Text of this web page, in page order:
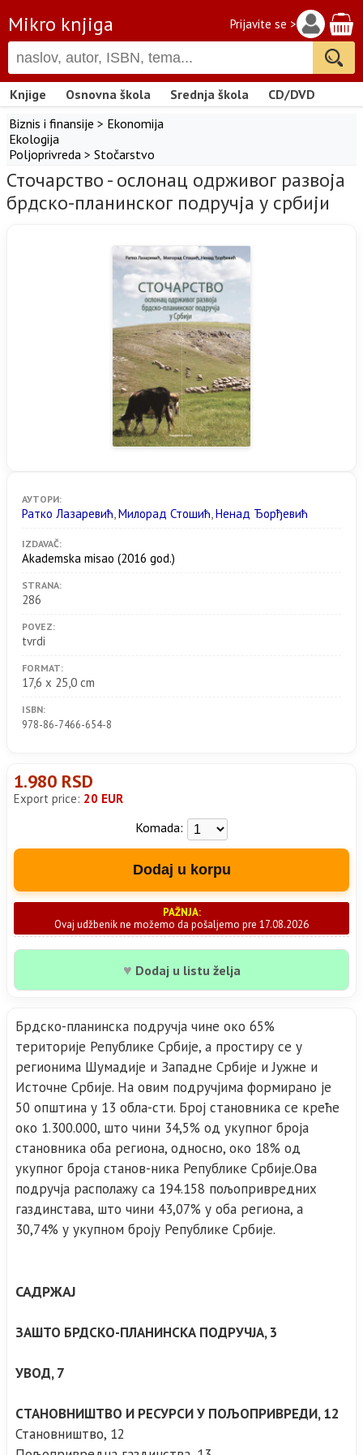
Mikro knjiga Prijavite se >
Knjige Osnovna škola Srednja škola
CD/DVD
Biznis i finansije > Ekonomija
Ekologija
Poljoprivreda > Stočarstvo
Сточарство - oслонац одрживог развоја
брдско-планинског подручја у србији
АУТОРИ:
Ратко Лазаревић,Милорад Стошић,Ненад Ђорђевић
IZDAVAČ:
Akademska misao (2016 god.)
STRANA:
286
POVEZ:
tvrdi
FORMAT:
17,6 x 25,0 cm
ISBN:
978-86-7466-654-8
1.980 RSD
Export price: 20 EUR
Komada:
Dodaj u korpu
PAŽNJA:
Ovaj udžbenik ne možemo da pošaljemo pre 17.08.2026
♥ Dodaj u listu želja
Брдско-планинска подручја чине око 65%
територије Републике Србије, а простиру се у
регионима Шумадије и Западне Србије и Јужне и
Источне Србије. На овим подручјима формирано је
50 општина у 13 обла-сти. Број становника се креће
око 1.300.000, што чини 34,5% од укупног броја
становника оба региона, односно, око 18% од
укупног броја станов-ника Републике Србије.Ова
подручја располажу са 194.158 пољопривредних
газдинстава, што чини 43,07% у оба региона, а
30,74% у укупном броју Републике Србије.
САДРЖАЈ
ЗАШТО БРДСКО-ПЛАНИНСКА ПОДРУЧЈА, 3
УВОД, 7
СТАНОВНИШТВО И РЕСУРСИ У ПОЉОПРИВРЕДИ, 12
Становништво, 12